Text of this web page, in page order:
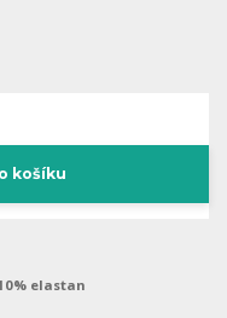
košíku
elastan